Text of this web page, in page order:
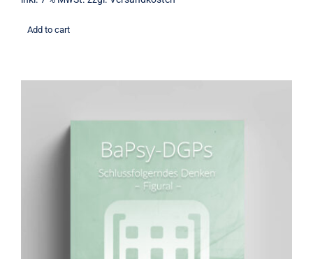
Add to cart
Übungsbuch: Schlussfolgerndes
Denken figural